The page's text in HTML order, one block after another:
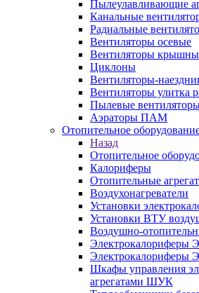
Пылеулавливающие
Канальные
Радиальные
Вентиляторы осевые
Вентиляторы
Циклоны
Вентиляторы-
Вентиляторы улитка
Пылевые
Аэраторы ПАМ
Отопительное
Назад
Отопительное
Калориферы
Отопительные
Воздухонагреватели
Установки
Установки ВТУ
Воздушно-
Электрокалориферы
Электрокалориферы
Шкафы управления
агрегатами ШУК